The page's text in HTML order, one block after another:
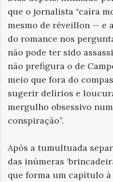
que o jornalista “caíra
mesmo de réveillon — e
do romance nos
não pode ter sido
não prefigura o de
meio que fora do
sugerir delírios e
mergulho obsessivo
conspiração”.
Após a tumultuada
das inúmeras
que forma um capítulo à